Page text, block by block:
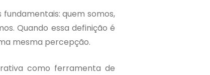
quem somos,
Quando essa definição é
mesma percepção.
como ferramenta de